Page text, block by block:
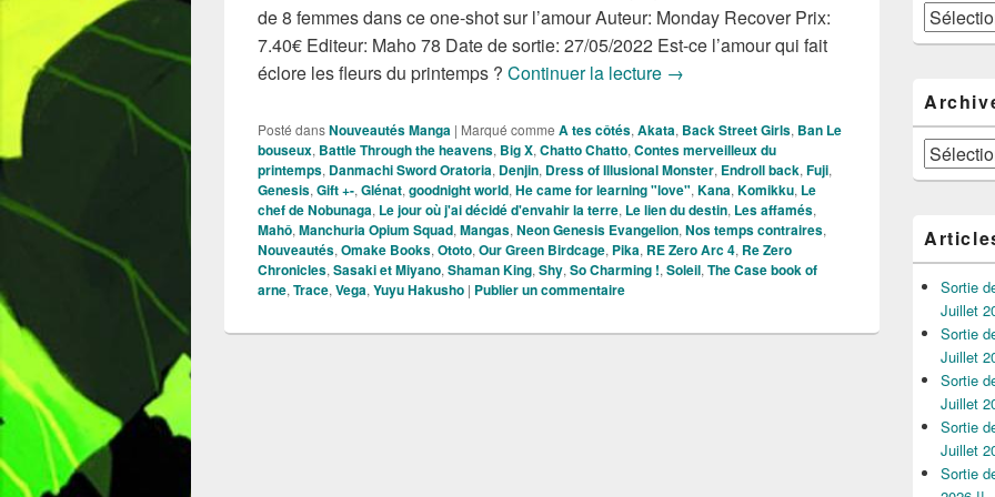
de 8 femmes dans ce one-shot sur l’amour Auteur: Monday Recover Prix:
7.40€ Editeur: Maho 78 Date de sortie: 27/05/2022 Est-ce l’amour qui fait
éclore les fleurs du printemps ? Continuer la lecture Nouveautés Mangas de la Semaine du 23
→
Posté dansNouveautés Manga | Marqué comme A tes côtés, Akata, Back Street Girls, Ban Le
bouseux, Battle Through the heavens, Big X, Chatto Chatto, Contes merveilleux du
printemps, Danmachi Sword Oratoria, Denjin, Dress of Illusional Monster, Endroll back, Fuji,
Genesis, Gift +-, Glénat, goodnight world, He came for learning "love", Kana, Komikku, Le
chef de Nobunaga, Le jour où j'ai décidé d'envahir la terre, Le lien du destin, Les affamés,
Mahô, Manchuria Opium Squad, Mangas, Neon Genesis Evangelion, Nos temps contraires,
Nouveautés, Omake Books, Ototo, Our Green Birdcage, Pika, RE Zero Arc 4, Re Zero
Chronicles, Sasaki et Miyano, Shaman King, Shy, So Charming !, Soleil, The Case book of
arne, Trace, Vega, Yuyu Hakusho | Publier un commentaire
Catégories
Archives
Sortie
Juillet
Sortie
Juillet
Sortie
Juillet
Sortie
Juillet
Sortie